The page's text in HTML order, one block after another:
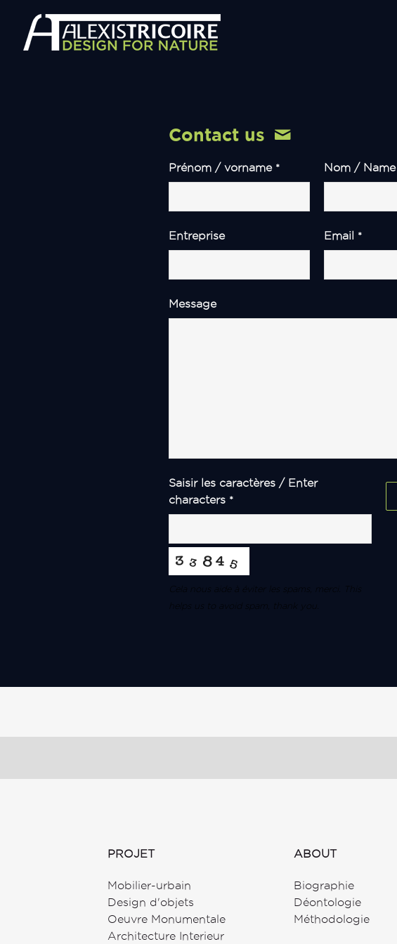
Contact us
Prénom / vorname * Nom / Name
Entreprise Email *
Message
Saisir les caractères / Enter
characters *
Cela nous aide à éviter les spams, merci. This
helps us to avoid spam, thank you.
be
PROJET
Mobilier-urbain
Design d'objets
Oeuvre Monumentale
Architecture Interieur
ABOUT
Biographie
Déontologie
Méthodologie